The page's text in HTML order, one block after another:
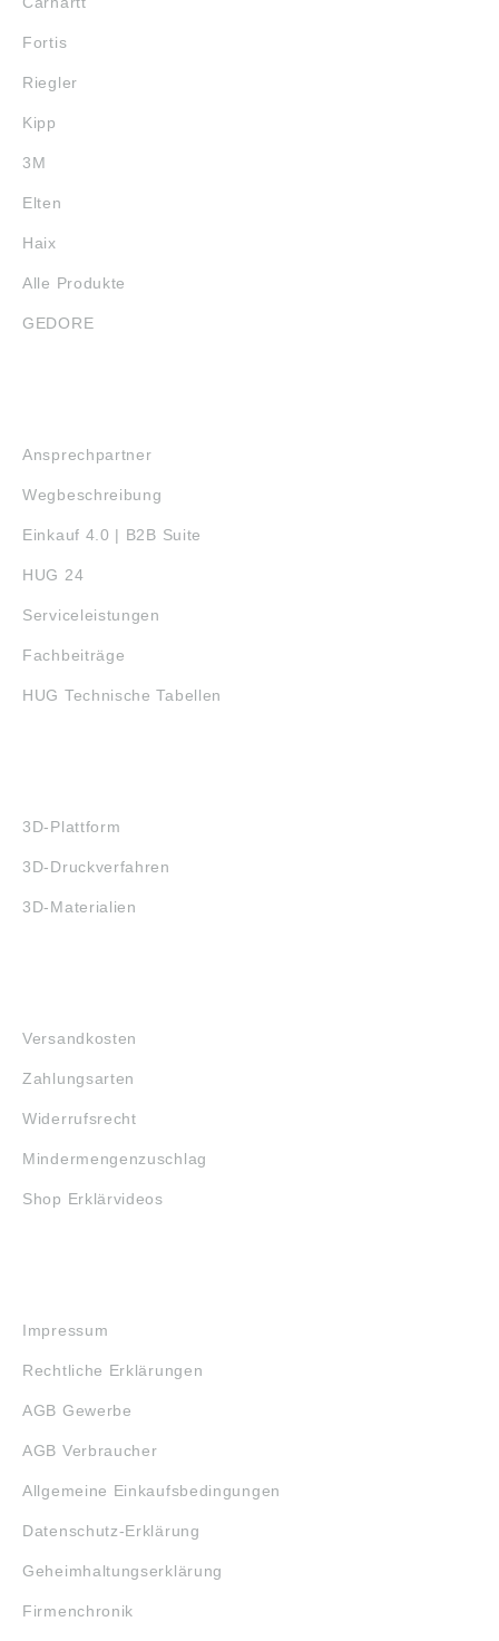
Fortis
Riegler
Kipp
3M
Elten
Haix
Alle Produkte
GEDORE
Ansprechpartner
Wegbeschreibung
Einkauf 4.0 | B2B Suite
HUG 24
Serviceleistungen
Fachbeiträge
HUG Technische Tabellen
3D-Plattform
3D-Druckverfahren
3D-Materialien
Versandkosten
Zahlungsarten
Widerrufsrecht
Mindermengenzuschlag
Shop Erklärvideos
Impressum
Rechtliche Erklärungen
AGB Gewerbe
AGB Verbraucher
Allgemeine Einkaufsbedingungen
Datenschutz-Erklärung
Geheimhaltungserklärung
Firmenchronik